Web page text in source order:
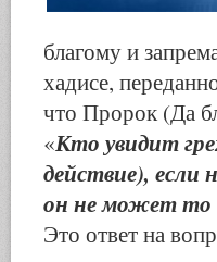
благому и
хадисе,
что Пророк (Да
«Кто увидит
действие), если
он не может то
Это ответ на